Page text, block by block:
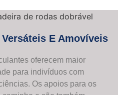
E Amovíveis
oferecem maior
para indivíduos com
Os apoios para os